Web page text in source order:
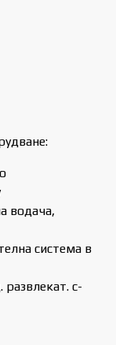
водача,
система в
с-